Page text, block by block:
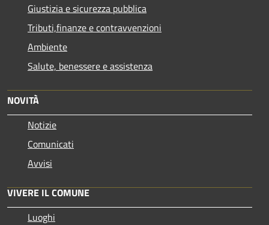
Giustizia e sicurezza pubblica
Tributi,finanze e contravvenzioni
Ambiente
Salute, benessere e assistenza
NOVITÀ
Notizie
Comunicati
Avvisi
VIVERE IL COMUNE
Luoghi